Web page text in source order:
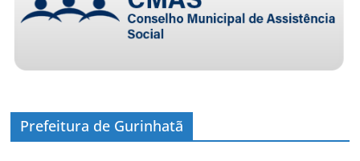
Prefeitura de Gurinhatã